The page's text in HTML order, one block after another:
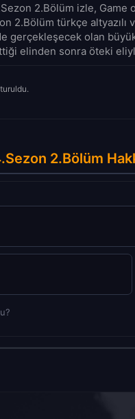
2.Bölüm izle,
2.Bölüm türkçe altyazılı
gerçekleşecek olan
elinden sonra öteki
2.Bölüm